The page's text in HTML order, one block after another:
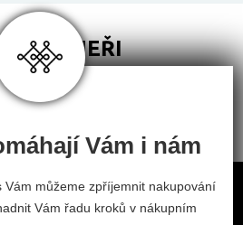
PARTNEŘI
podmínky
od smlouvy
Vám i nám
Vám můžeme zpříjemnit nakupování
Vám řadu kroků v nákupním